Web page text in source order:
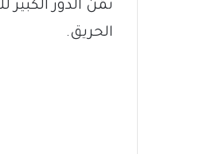
ثمّن الدور
الحريق.